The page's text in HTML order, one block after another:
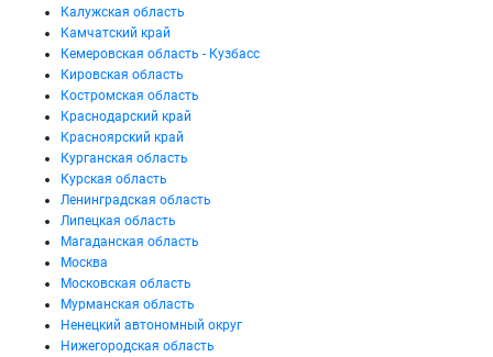
Калужская область
Камчатский край
Кемеровская область - Кузбасс
Кировская область
Костромская область
Краснодарский край
Красноярский край
Курганская область
Курская область
Ленинградская область
Липецкая область
Магаданская область
Москва
Московская область
Мурманская область
Ненецкий автономный округ
Нижегородская область